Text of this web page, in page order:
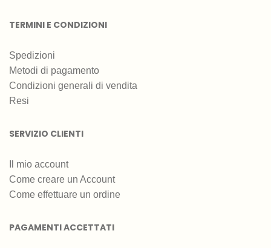
TERMINI E CONDIZIONI
Spedizioni
Metodi di pagamento
Condizioni generali di vendita
Resi
SERVIZIO CLIENTI
Il mio account
Come creare un Account
Come effettuare un ordine
PAGAMENTI ACCETTATI